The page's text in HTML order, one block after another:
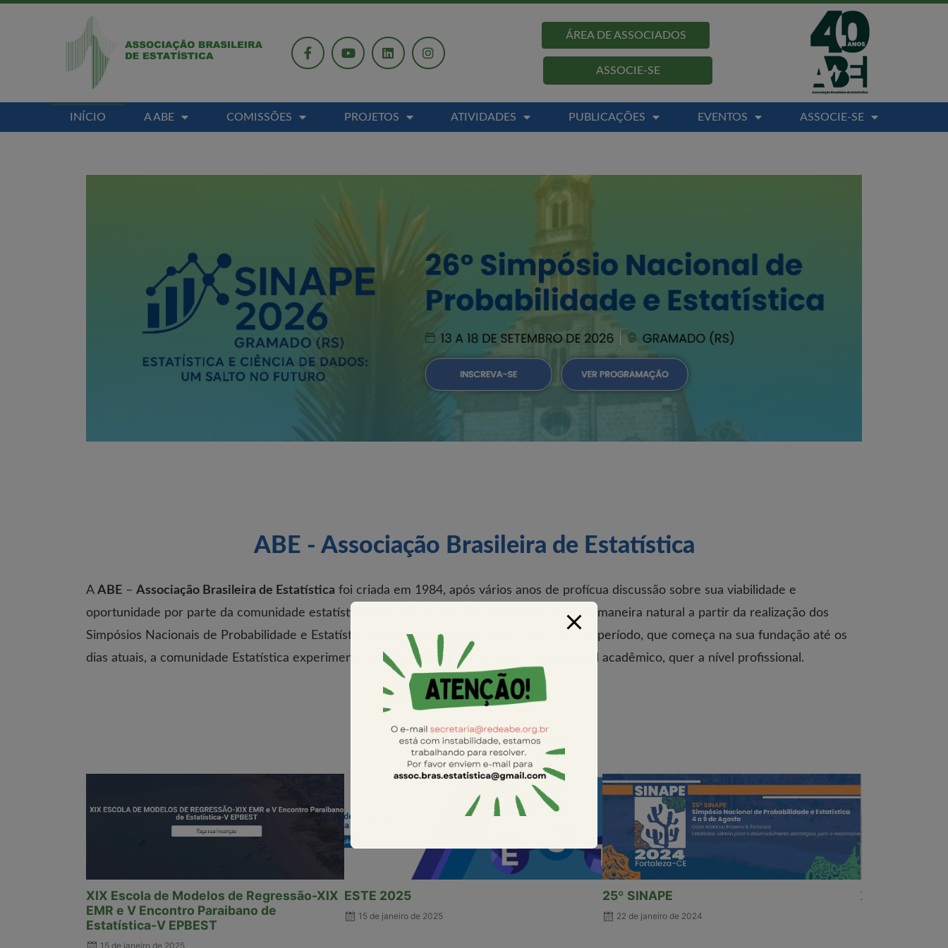
ÁREA DE ASSOCIADOS
ASSOCIE-SE
INÍCIO A ABE COMISSÕES PROJETOS ATIVIDADES PUBLICAÇÕES EVENTOS ASSOCIE-SE
ABE - Associação Brasileira de Estatística
A ABE – Associação Brasileira de Estatística foi criada em 1984, após vários anos de profícua discussão sobre sua viabilidade e
oportunidade por parte da comunidade estatística nacional. Seu estabelecimento surgiu de maneira natural a partir da realização dos
Simpósios Nacionais de Probabilidade e Estatística, iniciados no ano de 1974. Durante este período, que começa na sua fundação até os
dias atuais, a comunidade Estatística experimentou um acentuado crescimento, quer a nível acadêmico, quer a nível profissional.
Notícias
XIX Escola de Modelos de Regressão-XIX
EMR e V Encontro Paraibano de
Estatística-V EPBEST
15 de janeiro de 2025
ESTE 2025
15 de janeiro de 2025
25º SINAPE
22 de janeiro de 2024
XVIII Escola
modal-check